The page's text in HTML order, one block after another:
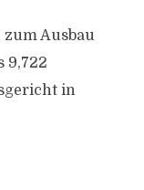
zum Ausbau
9,722
in